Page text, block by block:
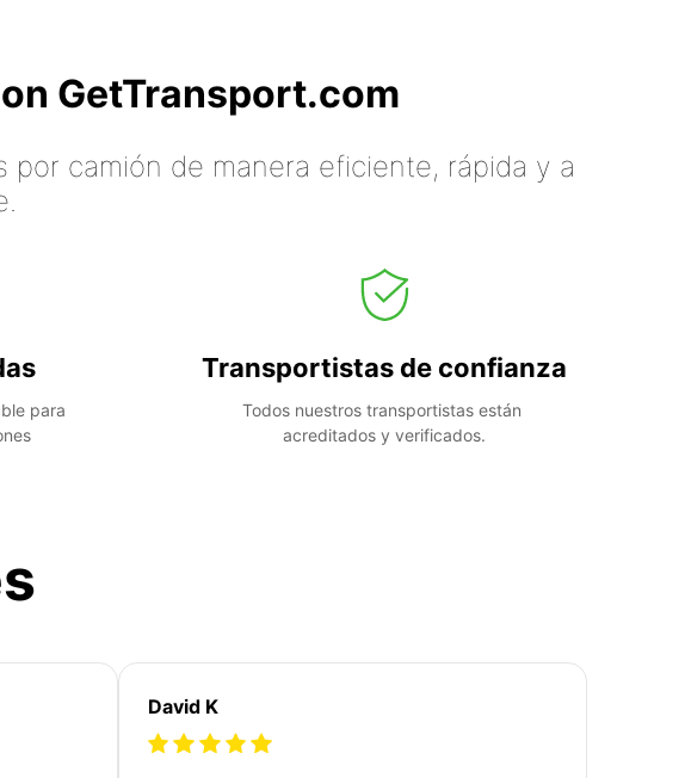
GetTransport.com
camión de manera eficiente, rápida y a
para
Transportistas de confianza
Todos nuestros transportistas están
acreditados y verificados.
David K